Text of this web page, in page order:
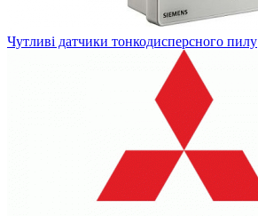
Чутливі датчики тонкодисперсного пилу